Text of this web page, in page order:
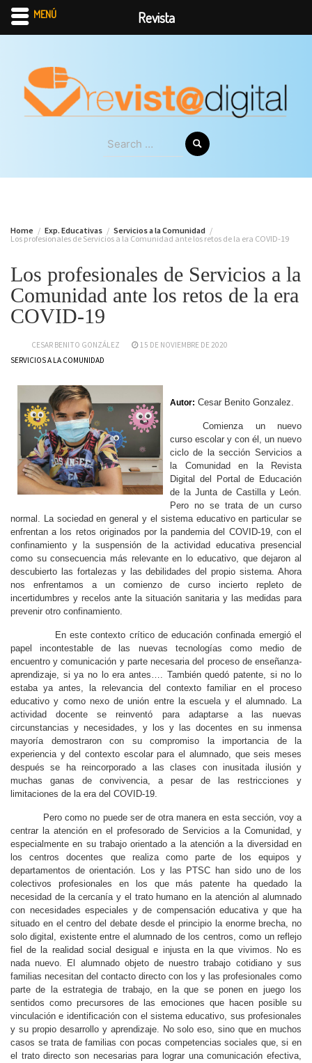
content
Search
for:
Home Exp. Educativas
Servicios a la Comunidad
Los profesionales de Servicios a la Comunidad ante los retos de la era COVID-19
Los profesionales de Servicios a la
Comunidad ante los retos de la era
COVID-19
CESAR BENITO GONZÁLEZ
15 DE NOVIEMBRE DE 2020
SERVICIOS A LA COMUNIDAD
Autor: Cesar Benito Gonzalez.
Comienza un nuevo
curso escolar y con él, un nuevo
ciclo de la sección Servicios a
la Comunidad en la Revista
Digital del Portal de Educación
de la Junta de Castilla y León.
Pero no se trata de un curso
normal. La sociedad en general y el sistema educativo en particular se
enfrentan a los retos originados por la pandemia del COVID-19, con el
confinamiento y la suspensión de la actividad educativa presencial
como su consecuencia más relevante en lo educativo, que dejaron al
descubierto las fortalezas y las debilidades del propio sistema. Ahora
nos enfrentamos a un comienzo de curso incierto repleto de
incertidumbres y recelos ante la situación sanitaria y las medidas para
prevenir otro confinamiento.
En este contexto crítico de educación confinada emergió el
papel incontestable de las nuevas tecnologías como medio de
encuentro y comunicación y parte necesaria del proceso de enseñanza-
aprendizaje, si ya no lo era antes…. También quedó patente, si no lo
estaba ya antes, la relevancia del contexto familiar en el proceso
educativo y como nexo de unión entre la escuela y el alumnado. La
actividad docente se reinventó para adaptarse a las nuevas
circunstancias y necesidades, y los y las docentes en su inmensa
mayoría demostraron con su compromiso la importancia de la
experiencia y del contexto escolar para el alumnado, que seis meses
después se ha reincorporado a las clases con inusitada ilusión y
muchas ganas de convivencia, a pesar de las restricciones y
limitaciones de la era del COVID-19.
Pero como no puede ser de otra manera en esta sección, voy a
centrar la atención en el profesorado de Servicios a la Comunidad, y
especialmente en su trabajo orientado a la atención a la diversidad en
los centros docentes que realiza como parte de los equipos y
departamentos de orientación. Los y las PTSC han sido uno de los
colectivos profesionales en los que más patente ha quedado la
necesidad de la cercanía y el trato humano en la atención al alumnado
con necesidades especiales y de compensación educativa y que ha
situado en el centro del debate desde el principio la enorme brecha, no
solo digital, existente entre el alumnado de los centros, como un reflejo
fiel de la realidad social desigual e injusta en la que vivimos. No es
nada nuevo. El alumnado objeto de nuestro trabajo cotidiano y sus
familias necesitan del contacto directo con los y las profesionales como
parte de la estrategia de trabajo, en la que se ponen en juego los
sentidos como precursores de las emociones que hacen posible su
vinculación e identificación con el sistema educativo, sus profesionales
y su propio desarrollo y aprendizaje. No solo eso, sino que en muchos
casos se trata de familias con pocas competencias sociales que, si en
el trato directo son necesarias para lograr una comunicación efectiva,
MENÚ Revista